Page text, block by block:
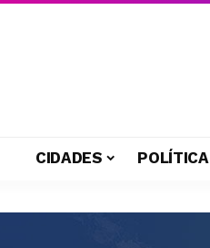
CIDADES POLÍTICA